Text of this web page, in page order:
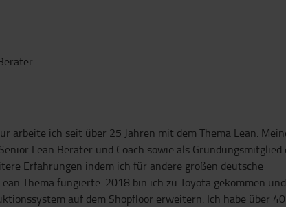
arbeite ich seit über 25 Jahren mit dem Thema Lean.
Lean Berater und Coach sowie als Gründungsmitglied
Erfahrungen indem ich für andere großen deutsche
Thema fungierte. 2018 bin ich zu Toyota gekommen
auf dem Shopfloor erweitern. Ich habe über